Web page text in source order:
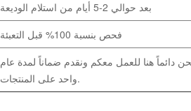
بعد حوالي 2-5 أيام من استلام الوديعة
فحص بنسبة 100% قبل التعبئة
دائماً هنا للعمل معكم ونقدم ضماناً لمدة عام
واحد على المنتجات.